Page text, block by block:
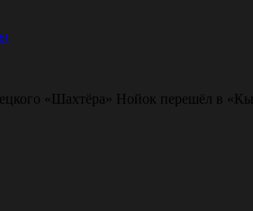
«Шахтёра» Нойок перешёл в